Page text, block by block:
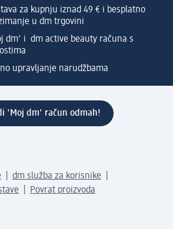
za kupnju iznad 49 € i besplatno
u dm trgovini
dm' i dm active beauty računa s
upravljanje narudžbama
'Moj dm' račun odmah!
dm služba za korisnike
Povrat proizvoda